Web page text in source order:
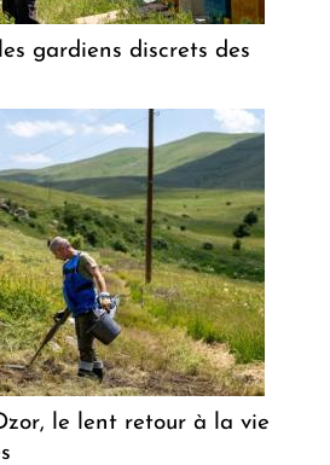
gardiens discrets des
le lent retour à la vie